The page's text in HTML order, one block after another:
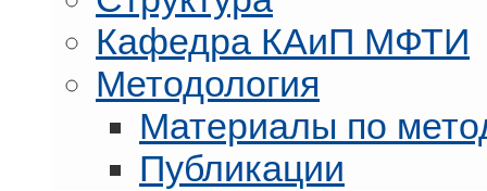
Кафедра КАиП МФТИ
Методология
Материалы по
Публикации